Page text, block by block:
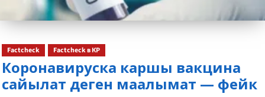
Factcheck Factcheck в КР
​Коронавируска каршы вакцина
сайылат деген маалымат — фейк